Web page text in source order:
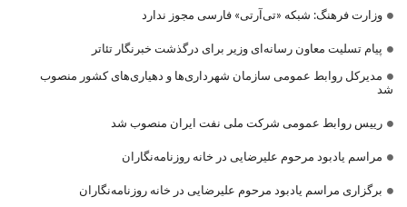
وزارت فرهنگ: شبکه «تی‌آرتی» فارسی مجوز ندارد
پیام تسلیت معاون رسانه‌ای وزیر برای درگذشت خبرنگار تئاتر
مدیرکل روابط عمومی سازمان شهرداری‌ها و دهیاری‌های کشور منصوب
شد
رییس روابط عمومی شرکت ملی نفت ایران منصوب شد
مراسم یادبود مرحوم علیرضایی در خانه روزنامه‌نگاران
برگزاری مراسم یادبود مرحوم علیرضایی در خانه روزنامه‌نگاران